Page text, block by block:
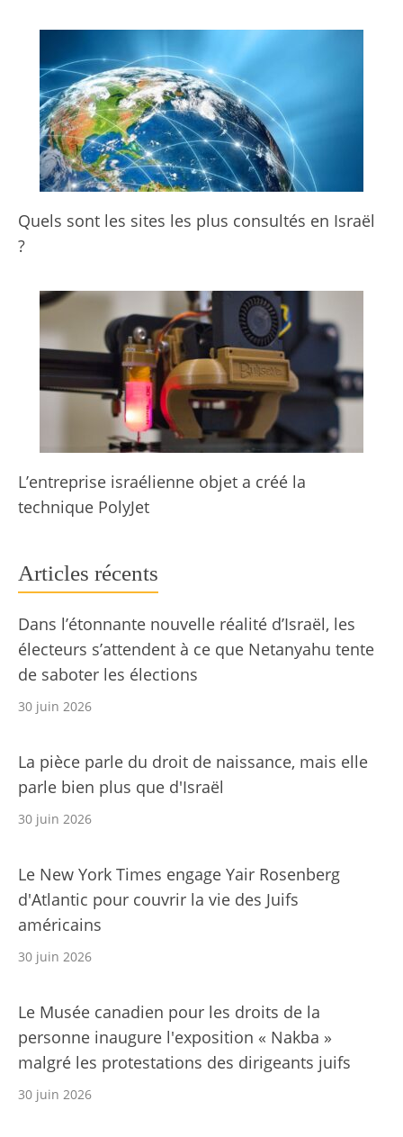
Quels sont les sites les plus consultés en Israël
?
L’entreprise israélienne objet a créé la
technique PolyJet
Articles récents
Dans l’étonnante nouvelle réalité d’Israël, les
électeurs s’attendent à ce que Netanyahu tente
de saboter les élections
30 juin 2026
La pièce parle du droit de naissance, mais elle
parle bien plus que d'Israël
30 juin 2026
Le New York Times engage Yair Rosenberg
d'Atlantic pour couvrir la vie des Juifs
américains
30 juin 2026
Le Musée canadien pour les droits de la
personne inaugure l'exposition « Nakba »
malgré les protestations des dirigeants juifs
30 juin 2026